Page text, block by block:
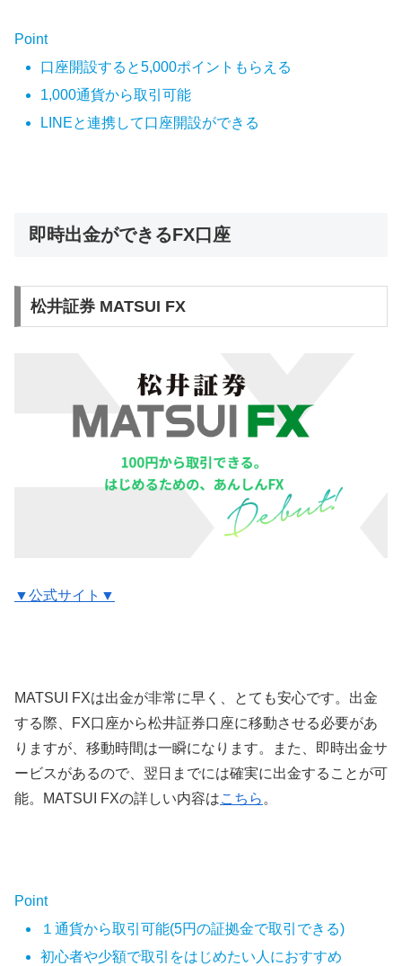
Point
口座開設すると5,000ポイントもらえる
1,000通貨から取引可能
LINEと連携して口座開設ができる
即時出金ができるFX口座
松井証券 MATSUI FX
▼公式サイト▼
MATSUI FXは出金が非常に早く、とても安心です。出金
する際、FX口座から松井証券口座に移動させる必要があ
りますが、移動時間は一瞬になります。また、即時出金サ
ービスがあるので、翌日までには確実に出金することが可
能。MATSUI FXの詳しい内容はこちら 。
Point
１通貨から取引可能(5円の証拠金で取引できる)
初心者や少額で取引をはじめたい人におすすめ